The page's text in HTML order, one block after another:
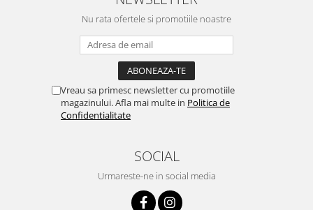
Nu rata ofertele si promotiile noastre
Vreau sa primesc newsletter cu promotiile
magazinului. Afla mai multe in Politica de
Confidentialitate
SOCIAL
Urmareste-ne in social media